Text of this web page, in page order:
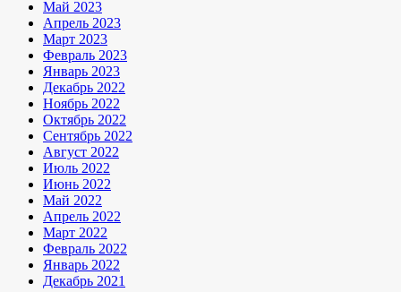
Май 2023
Апрель 2023
Март 2023
Февраль 2023
Январь 2023
Декабрь 2022
Ноябрь 2022
Октябрь 2022
Сентябрь 2022
Август 2022
Июль 2022
Июнь 2022
Май 2022
Апрель 2022
Март 2022
Февраль 2022
Январь 2022
Декабрь 2021